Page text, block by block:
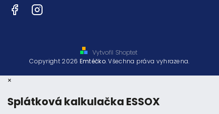
FacebookInstagram
Vytvořil Shoptet
Copyright 2026 Emtéčko. Všechna práva vyhrazena.
×
Splátková kalkulačka ESSOX